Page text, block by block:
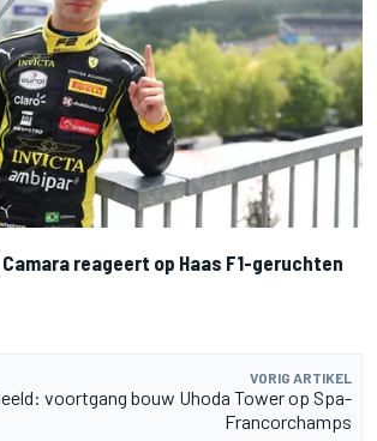
reageert op Haas F1-geruchten
VORIG ARTIKEL
voortgang bouw Uhoda Tower op Spa-
Francorchamps